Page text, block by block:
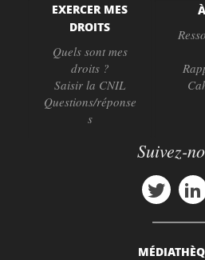
EXERCER MES
DROITS
Quels sont mes
droits ?
Saisir la CNIL
Questions/réponse
s
Suivez-